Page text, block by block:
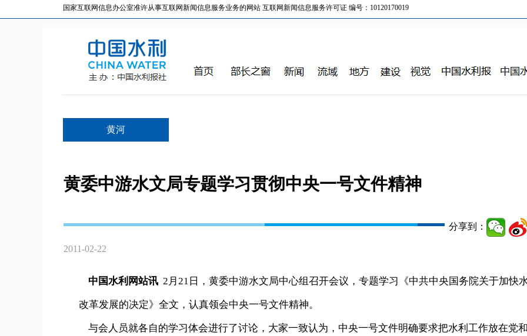
国家互联网信息办公室准许从事互联网新闻信息服务业务的网站 互联网新闻信息服务许可证 编号：10120170019
黄河
黄委中游水文局专题学习贯彻中央一号文件精神
分享到：
2011-02-22
中国水利网站讯 2月21日，黄委中游水文局中心组召开会议，专题学习《中共中央国务院关于加快
改革发展的决定》全文，认真领会中央一号文件精神。
与会人员就各自的学习体会进行了讨论，大家一致认为，中央一号文件明确要求把水利工作放在党